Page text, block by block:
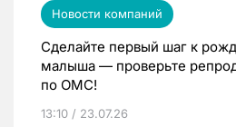
Новости компаний
Сделайте первый шаг к
малыша — проверьте
по ОМС!
13:10 / 23.07.26